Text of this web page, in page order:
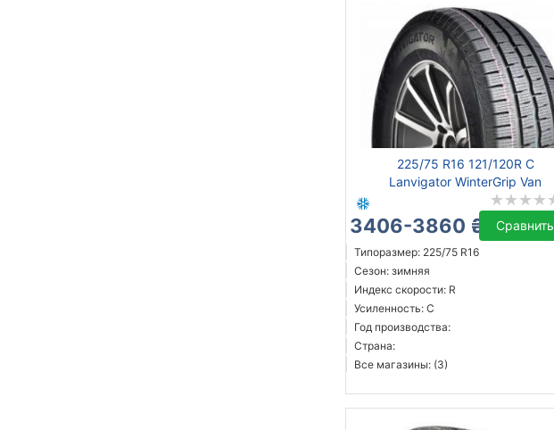
225/75 R16 121/120R C
Lanvigator WinterGrip Van
3406-3860 ₴ Сравнить
Типоразмер: 225/75 R16
Сезон: зимняя
Индекс скорости: R
Усиленность: C
Год производства:
Страна:
Все магазины: (3)